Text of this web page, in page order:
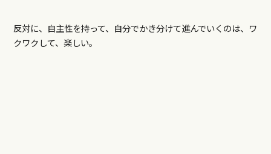
反対に、自主性を持って、自分でかき分けて進んでいくのは、ワ
クワクして、楽しい。